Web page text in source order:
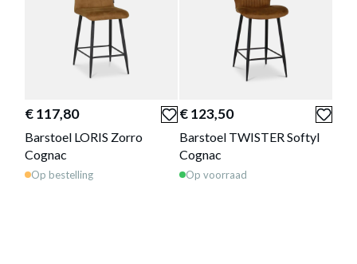
€ 117,80
Barstoel LORIS Zorro
Cognac
Op bestelling
€ 123,50
Barstoel TWISTER Softyl
Cognac
Op voorraad
BARSTOEL AMBROS PU RETRO
LEATHER LOOK BRANDY 691B -
ZH63,5CM
€ 101,00